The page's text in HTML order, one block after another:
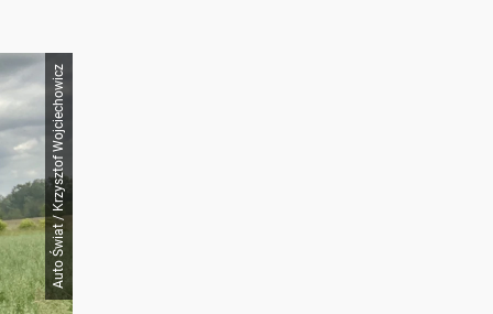
z AI Auto Świat / Krzysztof Wojciechowicz